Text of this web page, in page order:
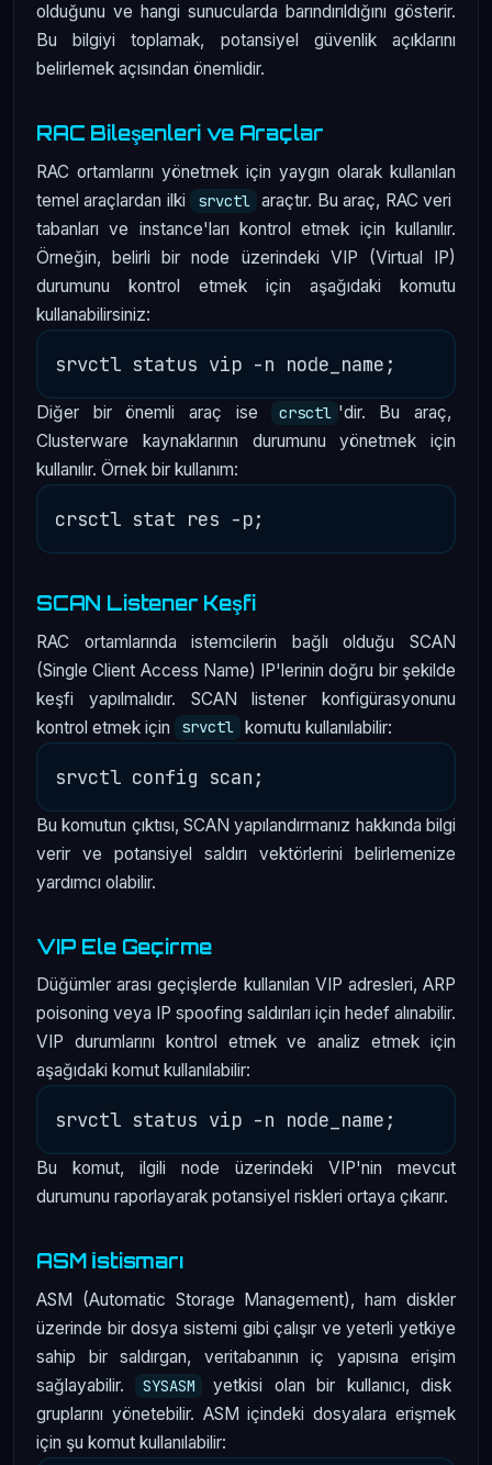
olduğunu ve hangi sunucularda barındırıldığını gösterir.
Bu bilgiyi toplamak, potansiyel güvenlik açıklarını
belirlemek açısından önemlidir.
RAC Bileşenleri ve Araçlar
RAC ortamlarını yönetmek için yaygın olarak kullanılan
temel araçlardan ilki
srvctl araçtır. Bu araç, RAC veri
tabanları ve instance'ları kontrol etmek için kullanılır.
Örneğin, belirli bir node üzerindeki VIP (Virtual IP)
durumunu kontrol etmek için aşağıdaki komutu
kullanabilirsiniz:
Diğer bir önemli araç ise crsctl 'dir. Bu araç,
Clusterware kaynaklarının durumunu yönetmek için
kullanılır. Örnek bir kullanım:
SCAN Listener Keşfi
RAC ortamlarında istemcilerin bağlı olduğu SCAN
(Single Client Access Name) IP'lerinin doğru bir şekilde
keşfi yapılmalıdır. SCAN listener konfigürasyonunu
kontrol etmek için
srvctl komutu kullanılabilir:
Bu komutun çıktısı, SCAN yapılandırmanız hakkında bilgi
verir ve potansiyel saldırı vektörlerini belirlemenize
yardımcı olabilir.
VIP Ele Geçirme
Düğümler arası geçişlerde kullanılan VIP adresleri, ARP
poisoning veya IP spoofing saldırıları için hedef alınabilir.
VIP durumlarını kontrol etmek ve analiz etmek için
aşağıdaki komut kullanılabilir:
Bu komut, ilgili node üzerindeki VIP'nin mevcut
durumunu raporlayarak potansiyel riskleri ortaya çıkarır.
ASM İstismarı
ASM (Automatic Storage Management), ham diskler
üzerinde bir dosya sistemi gibi çalışır ve yeterli yetkiye
sahip bir saldırgan, veritabanının iç yapısına erişim
sağlayabilir.
SYSASM
yetkisi olan bir kullanıcı, disk
gruplarını yönetebilir. ASM içindeki dosyalara erişmek
için şu komut kullanılabilir: